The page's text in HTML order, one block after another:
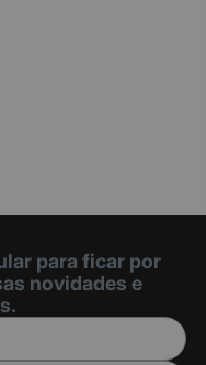
para ficar por
novidades e